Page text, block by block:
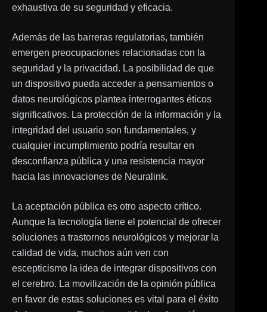
exhaustiva de su seguridad y eficacia.
Además de las barreras regulatorias, también
emergen preocupaciones relacionadas con la
seguridad y la privacidad. La posibilidad de que
un dispositivo pueda acceder a pensamientos o
datos neurológicos plantea interrogantes éticos
significativos. La protección de la información y la
integridad del usuario son fundamentales, y
cualquier incumplimiento podría resultar en
desconfianza pública y una resistencia mayor
hacia las innovaciones de Neuralink.
La aceptación pública es otro aspecto crítico.
Aunque la tecnología tiene el potencial de ofrecer
soluciones a trastornos neurológicos y mejorar la
calidad de vida, muchos aún ven con
escepticismo la idea de integrar dispositivos con
el cerebro. La movilización de la opinión pública
en favor de estas soluciones es vital para el éxito